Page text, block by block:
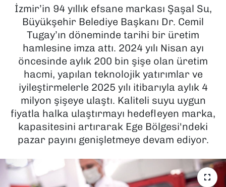
İzmir’in 94 yıllık efsane markası Şaşal Su,
Büyükşehir Belediye Başkanı Dr. Cemil
Tugay’ın döneminde tarihi bir üretim
hamlesine imza attı. 2024 yılı Nisan ayı
öncesinde aylık 200 bin şişe olan üretim
hacmi, yapılan teknolojik yatırımlar ve
iyileştirmelerle 2025 yılı itibarıyla aylık 4
milyon şişeye ulaştı. Kaliteli suyu uygun
fiyatla halka ulaştırmayı hedefleyen marka,
kapasitesini artırarak Ege Bölgesi'ndeki
pazar payını genişletmeye devam ediyor.
KÜLTÜR SANAT
MAGAZİN
POLİTİKA
SAĞLIK
SPOR
TEKNOLOJİ
YAŞAM
Son Dakika Haberleri
Haber Arşivi